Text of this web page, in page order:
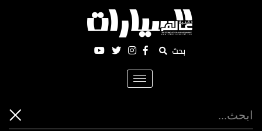
بحث
Toggle
navigation